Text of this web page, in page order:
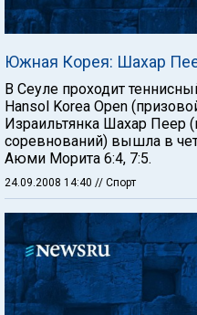
Южная Корея: Шахар
В Сеуле проходит
Hansol Korea Open
Израильтянка Шахар Пеер
соревнований) вышла в
Аюми Морита 6:4, 7:5.
24.09.2008 14:40 // Спорт